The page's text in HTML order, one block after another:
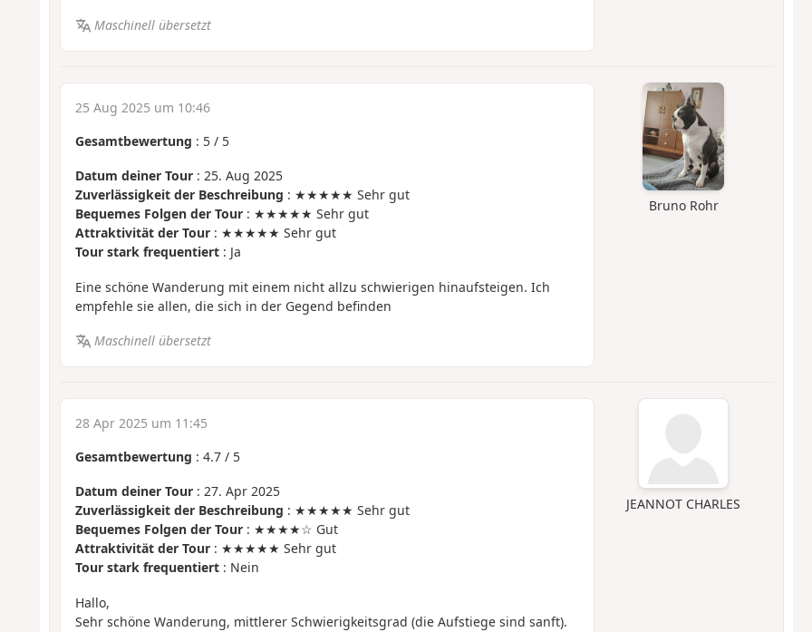
Maschinell übersetzt
Bruno Rohr
25 Aug 2025 um 10:46
Gesamtbewertung : 5/ 5
Datum deiner Tour: 25. Aug 2025
Zuverlässigkeit der Beschreibung : ★★★★★ Sehr gut
Bequemes Folgen der Tour: ★★★★★ Sehr gut
Attraktivität der Tour: ★★★★★ Sehr gut
Tour stark frequentiert: Ja
Eine schöne Wanderung mit einem nicht allzu schwierigen hinaufsteigen. Ich
empfehle sie allen, die sich in der Gegend befinden
Maschinell übersetzt
JEANNOT CHARLES
28 Apr 2025 um 11:45
Gesamtbewertung : 4.7/ 5
Datum deiner Tour: 27. Apr 2025
Zuverlässigkeit der Beschreibung : ★★★★★ Sehr gut
Bequemes Folgen der Tour: ★★★★☆ Gut
Attraktivität der Tour: ★★★★★ Sehr gut
Tour stark frequentiert: Nein
Hallo,
Sehr schöne Wanderung, mittlerer Schwierigkeitsgrad (die Aufstiege sind sanft).